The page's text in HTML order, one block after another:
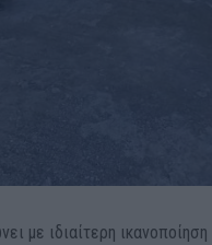
με ιδιαίτερη